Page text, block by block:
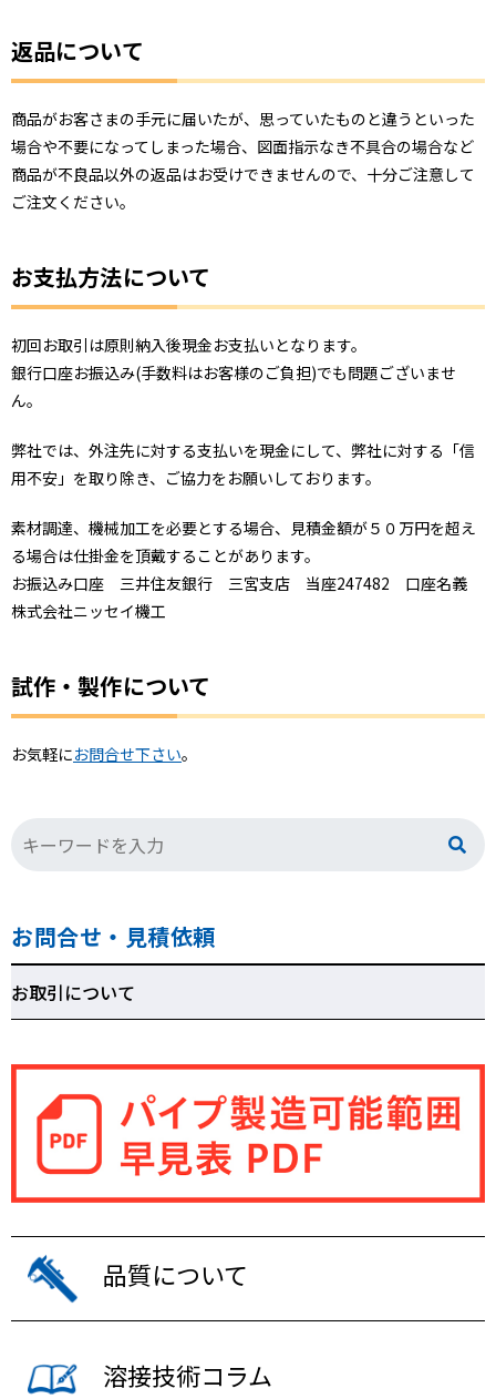
返品について
商品がお客さまの手元に届いたが、思っていたものと違うといった
場合や不要になってしまった場合、図面指示なき不具合の場合など
商品が不良品以外の返品はお受けできませんので、十分ご注意して
ご注文ください。
お支払方法について
初回お取引は原則納入後現金お支払いとなります。
銀行口座お振込み(手数料はお客様のご負担)でも問題ございませ
ん。
弊社では、外注先に対する支払いを現金にして、弊社に対する「信
用不安」を取り除き、ご協力をお願いしております。
素材調達、機械加工を必要とする場合、見積金額が５０万円を超え
る場合は仕掛金を頂戴することがあります。
お振込み口座 三井住友銀行 三宮支店 当座247482 口座名義
株式会社ニッセイ機工
試作・製作について
お気軽にお問合せ下さい。
お問合せ・見積依頼
お取引について
品質について
溶接技術コラム